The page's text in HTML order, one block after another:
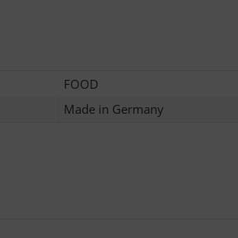
FOOD
Made in Germany